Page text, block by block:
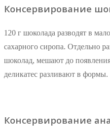
Консервирование
120 г шоколада разводят в
сахарного сиропа. Отдельно
шоколад, мешают до
деликатес разливают в формы.
Консервирование